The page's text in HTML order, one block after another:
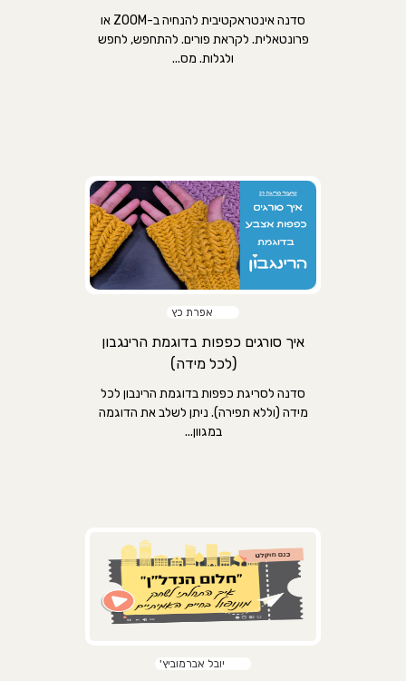
סדנה אינטראקטיבית להנחיה ב-ZOOM או
פרונטאלית. לקראת פורים. להתחפש, לחפש
ולגלות. מס...
אפרת כץ
איך סורגים כפפות בדוגמת הרינגבון
(לכל מידה)
סדנה לסריגת כפפות בדוגמת הרינבון לכל
מידה (וללא תפירה). ניתן לשלב את הדוגמה
במגוון...
יובל אברמוביץ'